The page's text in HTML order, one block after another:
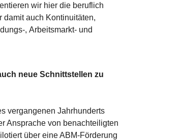
wir hier die beruflich
auch Kontinuitäten,
, Arbeitsmarkt- und
neue Schnittstellen zu
vergangenen Jahrhunderts
Ansprache von benachteiligten
über eine ABM-Förderung